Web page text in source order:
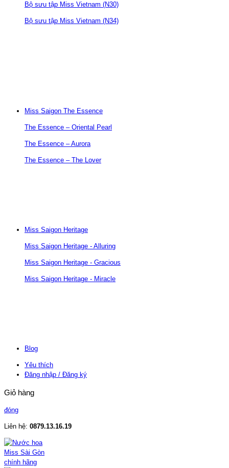
Bộ sưu tập Miss Vietnam (N30)
Bộ sưu tập Miss Vietnam (N34)
Miss Saigon The Essence
The Essence – Oriental Pearl
The Essence – Aurora
The Essence – The Lover
Miss Saigon Heritage
Miss Saigon Heritage - Alluring
Miss Saigon Heritage - Gracious
Miss Saigon Heritage - Miracle
Blog
Yêu thích
Đăng nhập / Đăng ký
Giỏ hàng
đóng
Liên hệ: 0879.13.16.19